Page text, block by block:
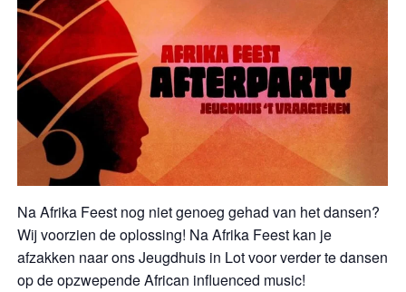
Na Afrika Feest nog niet genoeg gehad van het dansen?
Wij voorzien de oplossing! Na Afrika Feest kan je
afzakken naar ons Jeugdhuis in Lot voor verder te dansen
op de opzwepende African influenced music!